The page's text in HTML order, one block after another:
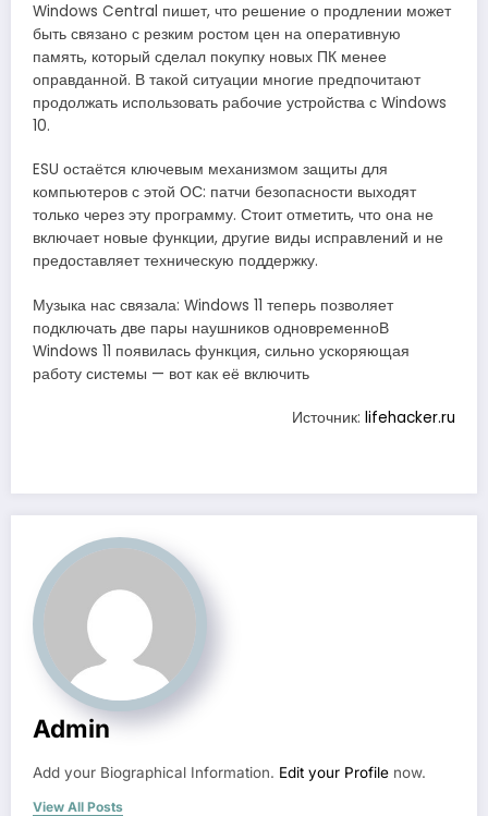
Windows Central пишет, что решение о продлении может
быть связано с резким ростом цен на оперативную
память, который сделал покупку новых ПК менее
оправданной. В такой ситуации многие предпочитают
продолжать использовать рабочие устройства с Windows
10.
ESU остаётся ключевым механизмом защиты для
компьютеров с этой ОС: патчи безопасности выходят
только через эту программу. Стоит отметить, что она не
включает новые функции, другие виды исправлений и не
предоставляет техническую поддержку.
Музыка нас связала: Windows 11 теперь позволяет
подключать две пары наушников одновременноВ
Windows 11 появилась функция, сильно ускоряющая
работу системы — вот как её включить
Источник: lifehacker.ru
Admin
Add your Biographical Information. Edit your Profile now.
View All Posts